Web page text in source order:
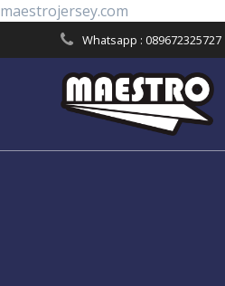
maestrojersey.com
content
Whatsapp : 089672325727